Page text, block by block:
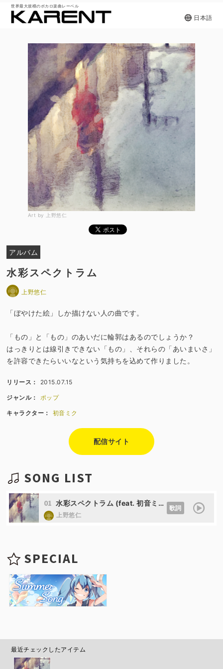
世界最大規模のボカロ楽曲レーベル
日本語
Art by 上野悠仁
アルバム
水彩スペクトラム
上野悠仁
「ぼやけた絵」しか描けない人の曲です。
「もの」と「もの」のあいだに輪郭はあるのでしょうか？
はっきりとは線引きできない「もの」、それらの「あいまいさ」
を許容できたらいいなという気持ちを込めて作りました。
リリース： 2015.07.15
ジャンル： ポップ
キャラクター： 初音ミク
配信サイト
SONG LIST
01 水彩スペクトラム (feat. 初音ミク)
上野悠仁
歌詞
SPECIAL
最近チェックしたアイテム